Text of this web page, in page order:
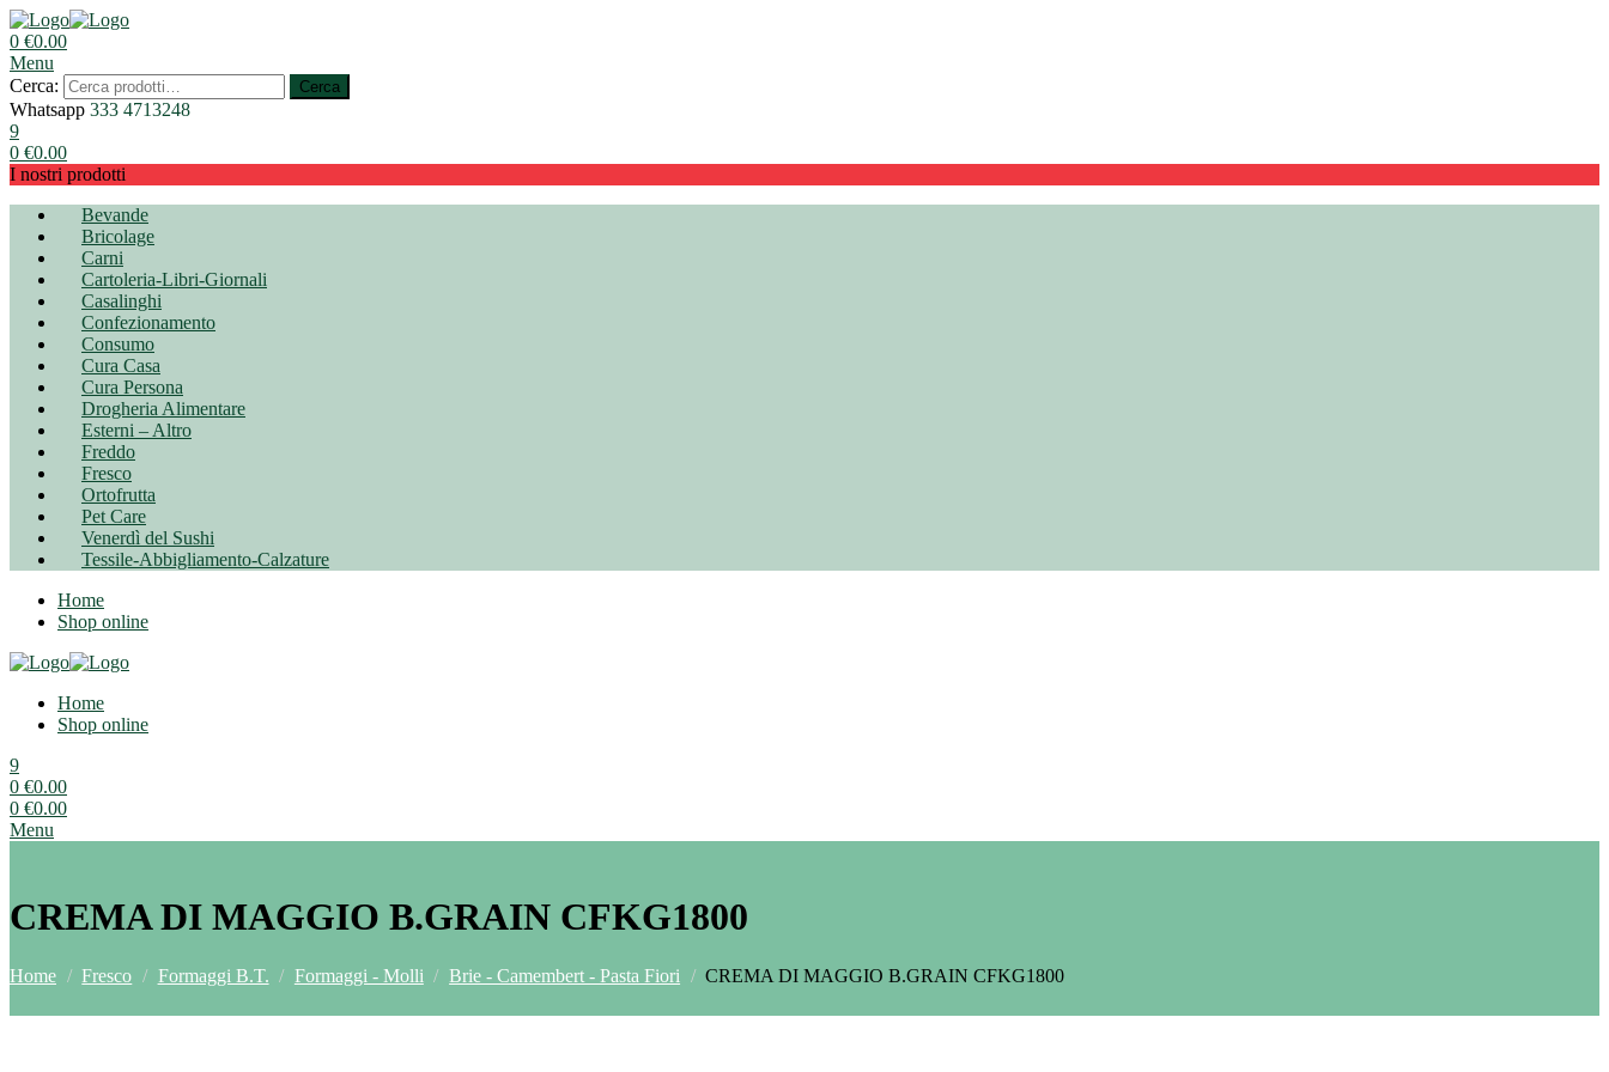
0 €0.00
Menu
Cerca:
Cerca
Whatsapp 333 4713248
9
0 €0.00
I nostri prodotti
Bevande
Bricolage
Carni
Cartoleria-Libri-Giornali
Casalinghi
Confezionamento
Consumo
Cura Casa
Cura Persona
Drogheria Alimentare
Esterni – Altro
Freddo
Fresco
Ortofrutta
Pet Care
Venerdì del Sushi
Tessile-Abbigliamento-Calzature
Home
Shop online
Home
Shop online
9
0 €0.00
0 €0.00
Menu
CREMA DI MAGGIO B.GRAIN CFKG1800
Home / Fresco / Formaggi B.T. / Formaggi - Molli / Brie - Camembert - Pasta Fiori / CREMA DI MAGGIO B.GRAIN CFKG1800